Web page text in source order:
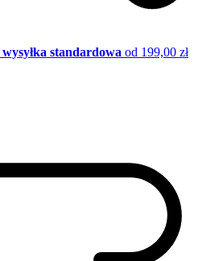
standardowa od 199,00 zł